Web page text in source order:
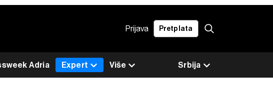
Prijava Pretplata
Adria Srbija
Expert Više